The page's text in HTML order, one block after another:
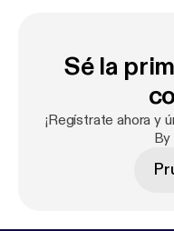
rbtvpodcast@gmail.com Please rate,
Sé la
¡Regístrate ahora y